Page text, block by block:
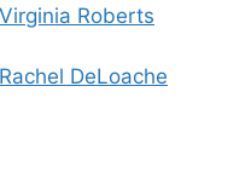
Roberts
DeLoache